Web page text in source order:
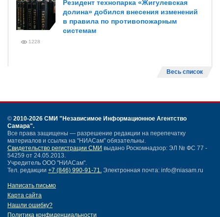
Резидент технопарка «Жигулевская
долина» добился внесения изменений
в правила по противопожарным
системам
1228
Весь список
© 2010-2026 СМИ "Независимое Информационное Агентство
Самара".
Все права защищены — разрешение редакции на перепечатку
материалов и ссылка на "НИАСам" обязательны.
Свидетельство регистрации СМИ выдано Роскомнадзор: ЭЛ № ФС 77 -
54259 от 24.05.2013.
Учредитель ООО "НИАСам".
Тел. редакции +7 (846) 990-91-71. Электронная почта: info@niasam.ru
Написать письмо
Карта сайта
Нашли ошибку?
Политика конфиденциальности